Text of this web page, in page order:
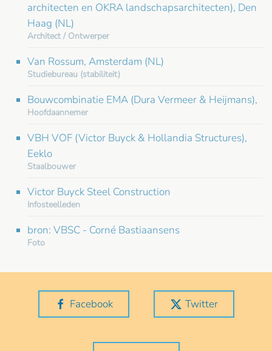
architecten en OKRA landschapsarchitecten), Den
Haag (NL)
Architect / Ontwerper
Van Rossum, Amsterdam (NL)
Studiebureau (stabiliteit)
Bouwcombinatie EMA (Dura Vermeer & Heijmans),
Hoofdaannemer
VBH VOF (Victor Buyck & Hollandia Structures),
Eeklo
Staalbouwer
Victor Buyck Steel Construction
Infosteelleden
bron: VBSC - Corné Bastiaansens
Foto
Facebook Twitter